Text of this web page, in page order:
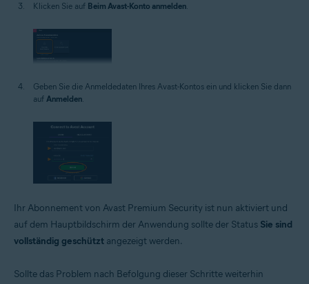
Klicken Sie auf Beim Avast-Konto anmelden.
Geben Sie die Anmeldedaten Ihres Avast-Kontos ein und klicken Sie dann
auf Anmelden.
Ihr Abonnement von Avast Premium Security ist nun aktiviert und
auf dem Hauptbildschirm der Anwendung sollte der Status Sie sind
vollständig geschützt angezeigt werden.
Sollte das Problem nach Befolgung dieser Schritte weiterhin